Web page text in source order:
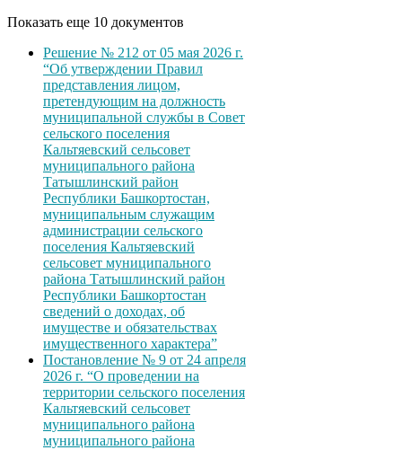
Показать еще 10 документов
Решение № 212 от 05 мая 2026 г.
“Об утверждении Правил
представления лицом,
претендующим на должность
муниципальной службы в Совет
сельского поселения
Кальтяевский сельсовет
муниципального района
Татышлинский район
Республики Башкортостан,
муниципальным служащим
администрации сельского
поселения Кальтяевский
сельсовет муниципального
района Татышлинский район
Республики Башкортостан
сведений о доходах, об
имуществе и обязательствах
имущественного характера”
Постановление № 9 от 24 апреля
2026 г. “О проведении на
территории сельского поселения
Кальтяевский сельсовет
муниципального района
муниципального района